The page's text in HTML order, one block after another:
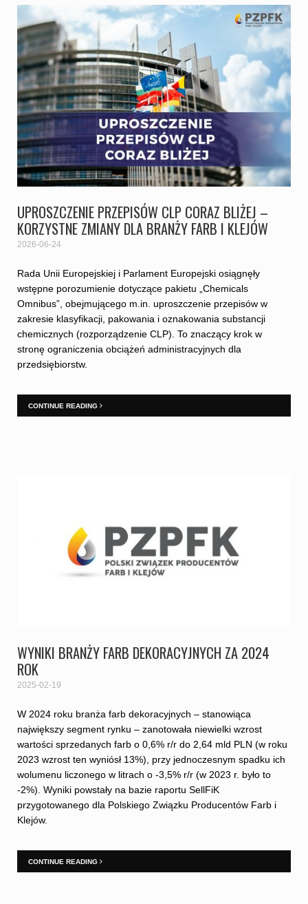
UPROSZCZENIE PRZEPISÓW CLP CORAZ BLIŻEJ –
KORZYSTNE ZMIANY DLA BRANŻY FARB I KLEJÓW
2026-06-24
Rada Unii Europejskiej i Parlament Europejski osiągnęły
wstępne porozumienie dotyczące pakietu „Chemicals
Omnibus”, obejmującego m.in. uproszczenie przepisów w
zakresie klasyfikacji, pakowania i oznakowania substancji
chemicznych (rozporządzenie CLP). To znaczący krok w
stronę ograniczenia obciążeń administracyjnych dla
przedsiębiorstw.
CONTINUE READING
WYNIKI BRANŻY FARB DEKORACYJNYCH ZA 2024
ROK
2025-02-19
W 2024 roku branża farb dekoracyjnych – stanowiąca
największy segment rynku – zanotowała niewielki wzrost
wartości sprzedanych farb o 0,6% r/r do 2,64 mld PLN (w roku
2023 wzrost ten wyniósł 13%), przy jednoczesnym spadku ich
wolumenu liczonego w litrach o -3,5% r/r (w 2023 r. było to
-2%). Wyniki powstały na bazie raportu SellFiK
przygotowanego dla Polskiego Związku Producentów Farb i
Klejów.
CONTINUE READING